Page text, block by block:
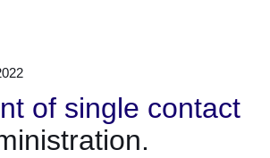
of single contact